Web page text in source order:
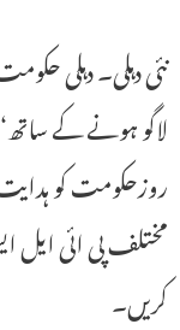
لاگو ہونے کے
روزحکومت کو
مختلف پی ائی ایل
کریں۔